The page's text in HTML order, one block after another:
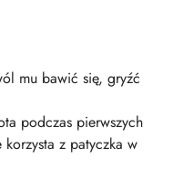
mu bawić się, gryźć
podczas pierwszych
z patyczka w